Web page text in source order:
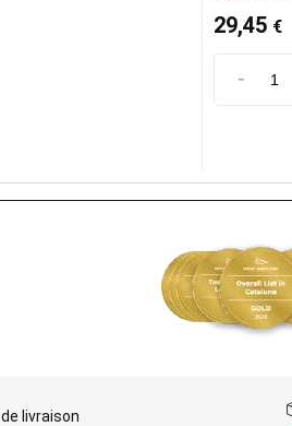
29,45 €
-
de livraison